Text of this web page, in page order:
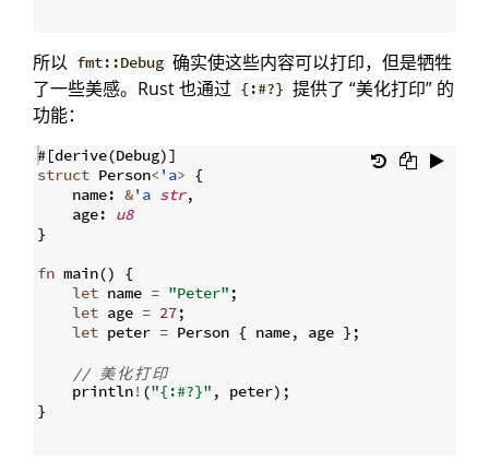
所以 fmt::Debug 确实使这些内容可以打印，但是牺牲
了一些美感。Rust 也通过 {:#?} 提供了 “美化打印” 的
功能：
#[derive(Debug)]
struct Person< 'a> {
    name
: &'a str,
    age
:
u8
}
fn main()
{
let name = "Peter" ;
let age = 27;
let peter = Person { name, age } ;
// 美 化打印
    println
! ("{:#?}" , peter) ;
}